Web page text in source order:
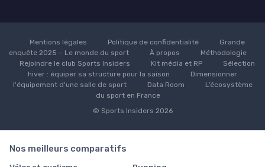
Mentions légales Politique de confidentialité
Grande
enquête 2025 – Le monde du sport
À propos
Méthodologie
Rejoindre le club Sports Insiders
Kit média et RP
Sélection
hiver : équiper sa structure pour la saison
Dimensionner
l'équipement d'une salle de sport
Data Room
L’écosystème
du sport en France
© Sports Insiders 2026
Nos meilleurs comparatifs